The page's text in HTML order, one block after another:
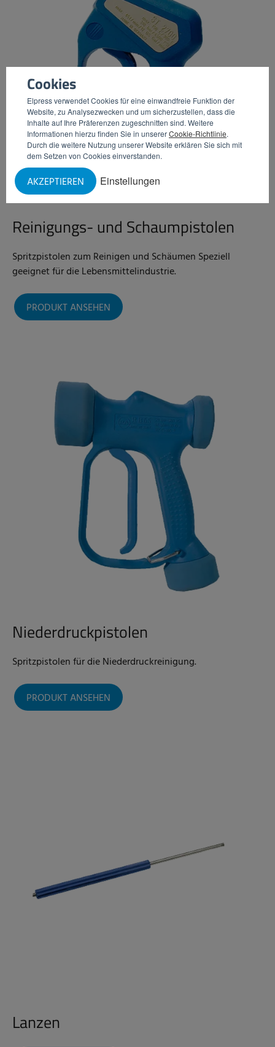
Cookies
Elpress verwendet Cookies für eine einwandfreie Funktion der
Website, zu Analysezwecken und um sicherzustellen, dass die
Inhalte auf Ihre Präferenzen zugeschnitten sind. Weitere
Informationen hierzu finden Sie in unsererCookie-Richtlinie.
Durch die weitere Nutzung unserer Website erklären Sie sich mit
dem Setzen von Cookies einverstanden.
Einstellungen
AKZEPTIEREN
Reinigungs- und Schaumpistolen
Spritzpistolen zum Reinigen und Schäumen Speziell
geeignet für die Lebensmittelindustrie.
PRODUKT ANSEHEN
Niederdruckpistolen
Spritzpistolen für die Niederdruckreinigung.
PRODUKT ANSEHEN
Lanzen